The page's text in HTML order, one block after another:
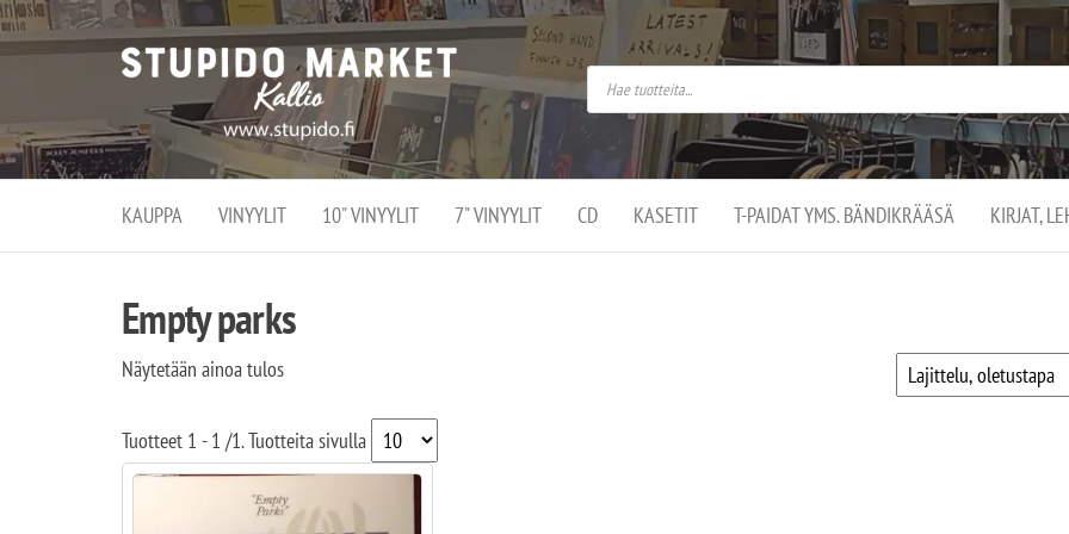
Stupido
Market –
verkossa
ja
kivijalassa
Stupido Market on
vaihtoehtomusaan
erikoistunut
verkko- sekä
kivijalkakauppa
Helsingissä
Kallion
KAUPPA VINYYLIT 10" VINYYLIT 7" VINYYLIT CD KASETIT T-PAIDAT YMS. BÄNDIKRÄÄSÄ KIRJAT,
Empty parks
Näytetään ainoa tulos
Tuotteet 1 - 1 /1. Tuotteita sivulla